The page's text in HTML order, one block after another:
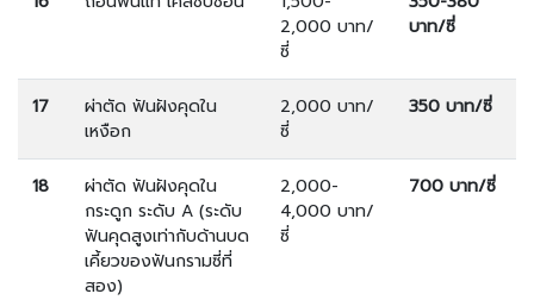
2,000 บาท/
ซี่
บาท/ซี่
17
ผ่าตัด ฟันฝังคุดใน
เหงือก
2,000 บาท/
ซี่
350 บาท/ซี่
18
ผ่าตัด ฟันฝังคุดใน
กระดูก ระดับ A (ระดับ
ฟันคุดสูงเท่ากับด้านบด
เคี้ยวของฟันกรามซี่ที่
สอง)
2,000-
4,000 บาท/
ซี่
700 บาท/ซี่